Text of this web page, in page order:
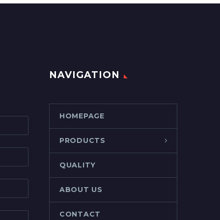
NAVIGATION
HOMEPAGE
PRODUCTS
QUALITY
ABOUT US
CONTACT